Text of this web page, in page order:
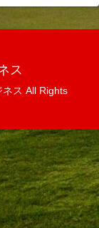
ス
ス All Rights